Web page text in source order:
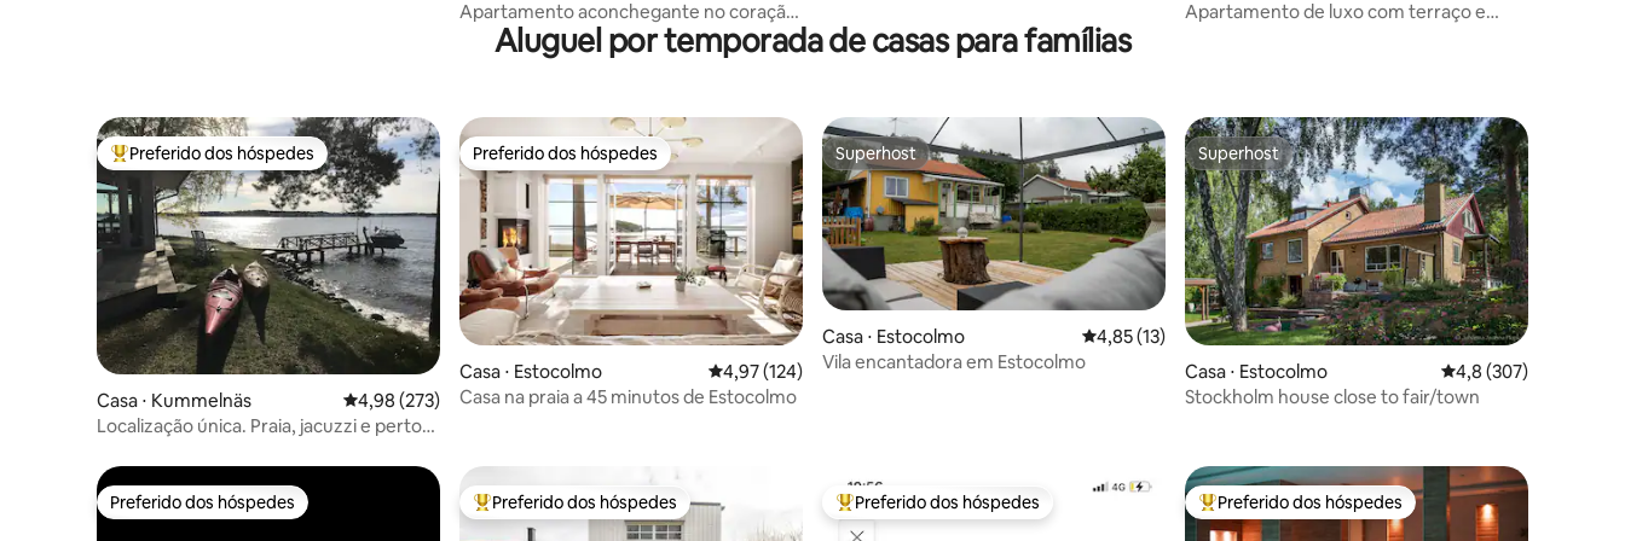
Apartamento aconchegante no coração
da Cidade Velha, Estocolmo
eholmen
Apartamento de luxo com terraço e
Aluguel por temporada de casas para famílias
Entre os melhores preferidos dos hóspedes
Preferido dos hóspedes
Casa ⋅ Kummelnäs 4,98 de uma avaliação média de 5, 273 avaliações
4,98 (273)
Localização única. Praia, jacuzzi e perto
Preferido dos hóspedes
Preferido dos hóspedes
Casa ⋅ Estocolmo 4,97 de uma avaliação média de 5, 124 avaliações
4,97 (124)
Casa na praia a 45 minutos de Estocolmo
Superhost
Superhost
Casa ⋅ Estocolmo 4,85 de uma avaliação média de 5, 13 avaliações
4,85 (13)
Vila encantadora em Estocolmo
Superhost
Superhost
Casa ⋅ Estocolmo 4,8 de uma avaliação
4,8 (307)
Stockholm house close to fair/town
Preferido dos hóspedes
Preferido dos hóspedes Entre os melhores preferidos dos hóspedes
Preferido dos hóspedes Entre os melhores preferidos dos hóspedes
Preferido dos hóspedes Entre os melhores preferidos dos hóspedes
Preferido dos hóspedes